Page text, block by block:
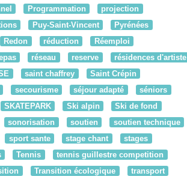
Programmation
projection
Puy-Saint-Vincent
Pyrénées
Redon réduction
Réemploi
réseau reserve
résidences d'artiste
saint chaffrey
Saint Crépin
secourisme séjour adapté
séniors
SKATEPARK Ski alpin
Ski de fond
sonorisation soutien
soutien technique
sport sante stage chant
stages
Tennis
tennis guillestre competition
Transition écologique
transport